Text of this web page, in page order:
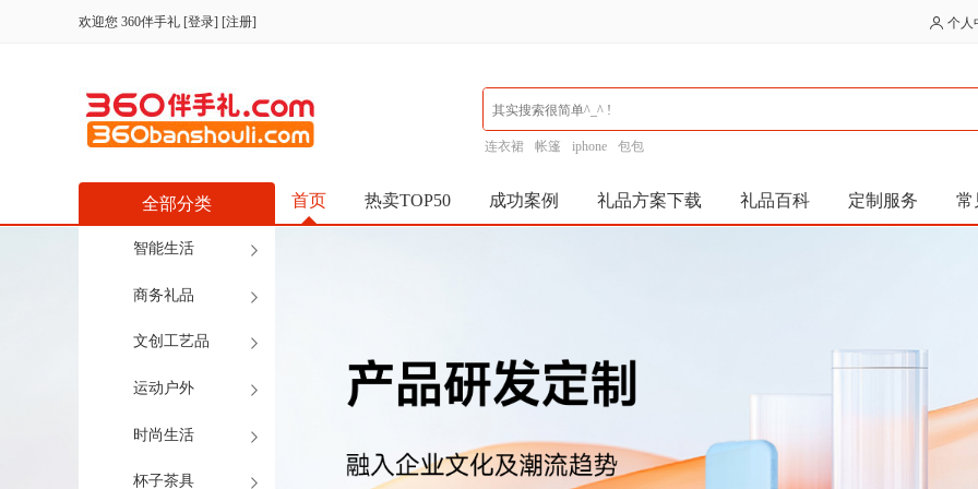
欢迎您 360伴手礼 [登录] [注册] 个人
连衣裙 帐篷 iphone 包包
首页 热卖TOP50 成功案例 礼品方案下载 礼品百科 定制服务 常
全部分类
智能生活
商务礼品
文创工艺品
运动户外
时尚生活
杯子茶具